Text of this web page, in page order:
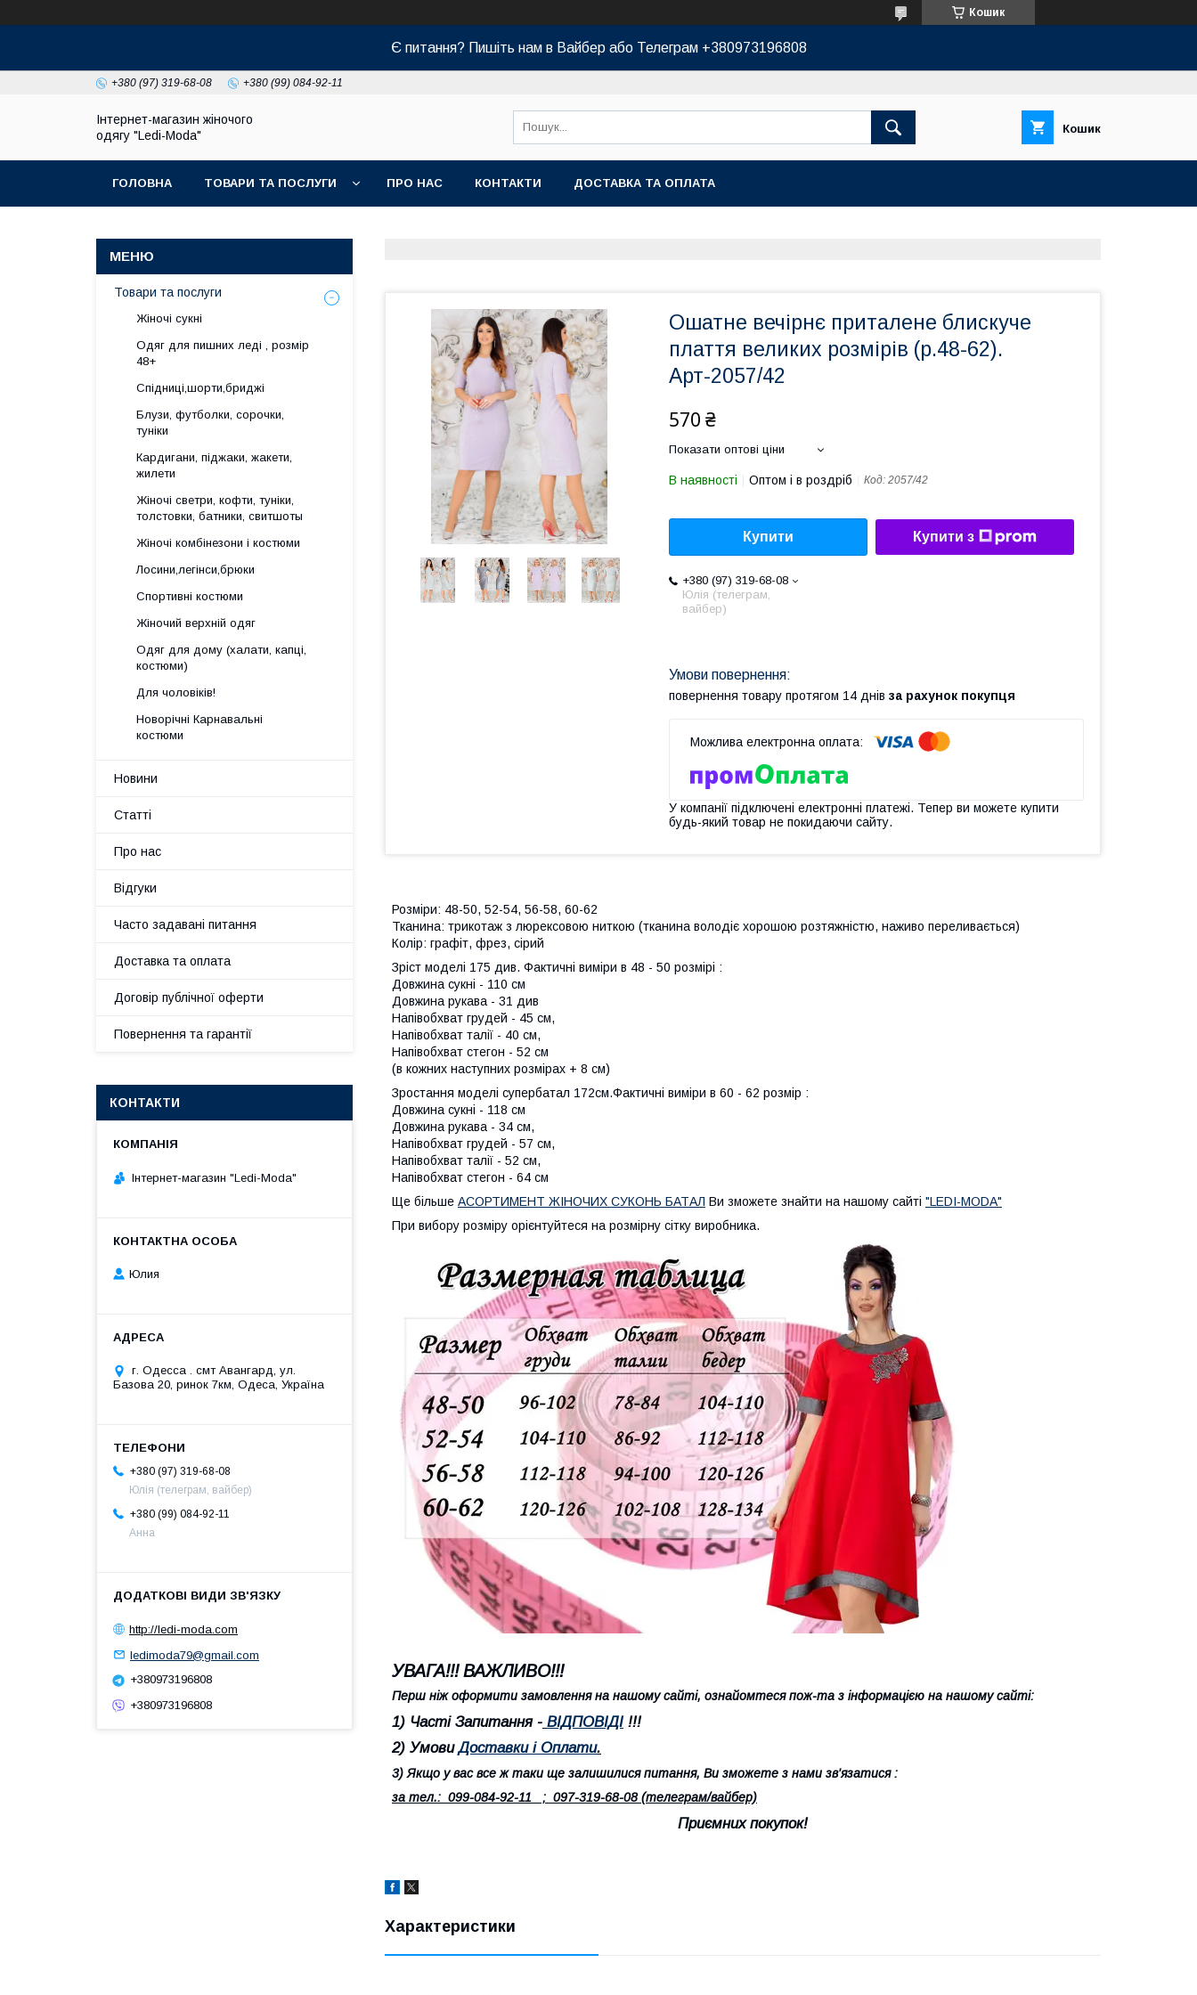
Кошик
Є питання? Пишіть нам в Вайбер або Телеграм +380973196808
+380 (97) 319-68-08 +380 (99) 084-92-11
Інтернет-магазин жіночого
одягу "Ledi-Moda"
Кошик
ГОЛОВНА ТОВАРИ ТА ПОСЛУГИ ПРО НАС КОНТАКТИ ДОСТАВКА ТА ОПЛАТА
Ошатне вечірнє приталене блискуче
плаття великих розмірів (р.48-62).
Арт-2057/42
570 ₴
Показати оптові ціни
В наявності Оптом і в роздріб Код: 2057/42
Купити Купити з
+380 (97) 319-68-08
Юлія (телеграм,
вайбер)
повернення товару протягом 14 днів за рахунок покупця
У компанії підключені електронні платежі. Тепер ви можете купити
будь-який товар не покидаючи сайту.
Розміри: 48-50, 52-54, 56-58, 60-62
Тканина: трикотаж з люрексовою ниткою (тканина володіє хорошою розтяжністю, наживо переливається)
Колір: графіт, фрез, сірий
Зріст моделі 175 див. Фактичні виміри в 48 - 50 розмірі :
Довжина сукні - 110 см
Довжина рукава - 31 див
Напівобхват грудей - 45 см,
Напівобхват талії - 40 см,
Напівобхват стегон - 52 см
(в кожних наступних розмірах + 8 см)
Зростання моделі супербатал 172см.Фактичні виміри в 60 - 62 розмір :
Довжина сукні - 118 см
Довжина рукава - 34 см,
Напівобхват грудей - 57 см,
Напівобхват талії - 52 см,
Напівобхват стегон - 64 см
Ще більше АСОРТИМЕНТ ЖІНОЧИХ СУКОНЬ БАТАЛ Ви зможете знайти на нашому сайті "LEDI-MODA"
При вибору розміру орієнтуйтеся на розмірну сітку виробника.
УВАГА!!! ВАЖЛИВО!!!
Перш ніж оформити замовлення на нашому сайті, ознайомтеся пож-та з інформацією на нашому сайті:
1) Часті Запитання - ВІДПОВІДІ!!!
2) УмовиДоставки і Оплати.
3) Якщо у вас все ж таки ще залишилися питання, Ви зможете з нами зв'язатися :
за тел.: 099-084-92-11 ; 097-319-68-08 (телеграм/вайбер)
Приємних покупок!
Характеристики
Товари та послуги
Жіночі сукні
Одяг для пишних леді , розмір
48+
Спідниці,шорти,бриджі
Блузи, футболки, сорочки,
туніки
Кардигани, піджаки, жакети,
жилети
Жіночі светри, кофти, туніки,
толстовки, батники, свитшоты
Жіночі комбінезони і костюми
Лосини,легінси,брюки
Спортивні костюми
Жіночий верхній одяг
Одяг для дому (халати, капці,
костюми)
Для чоловіків!
Новорічні Карнавальні
костюми
Новини
Статті
Про нас
Відгуки
Часто задавані питання
Доставка та оплата
Договір публічної оферти
Повернення та гарантії
КОНТАКТИ
Інтернет-магазин "Ledi-Moda"
Юлия
г. Одесса . смт Авангард, ул.
Базова 20, ринок 7км, Одеса, Україна
+380 (97) 319-68-08
Юлія (телеграм, вайбер)
+380 (99) 084-92-11
Анна
http://ledi-moda.com
ledimoda79@gmail.com
+380973196808
+380973196808